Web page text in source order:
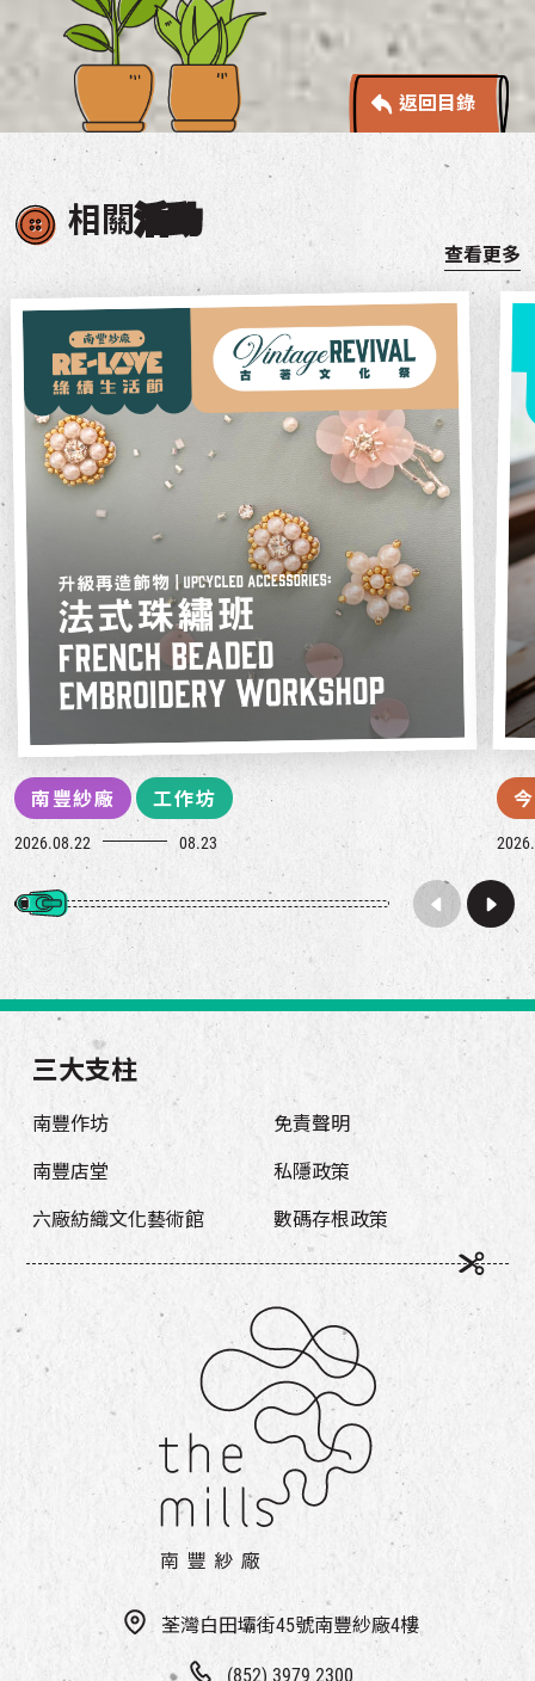
返回目錄
相關活動
查看更多
南豐紗廠 工作坊
2026.08.22 08.23
荃灣白田壩街45號南豐紗廠4樓
(852) 3979 2300
三大支柱
南豐作坊
南豐店堂
六廠紡織文化藝術館
免責聲明
私隱政策
數碼存根政策